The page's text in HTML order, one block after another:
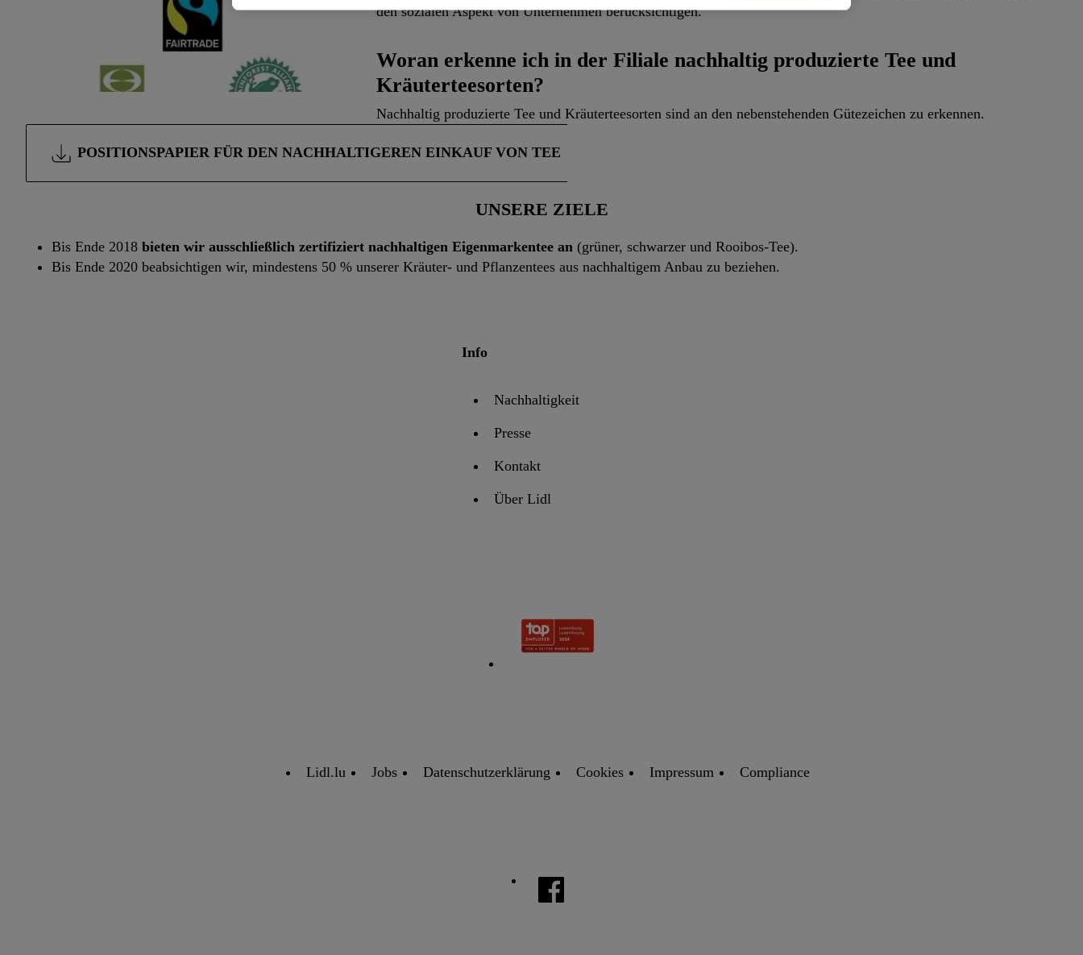
den sozialen Aspekt von Unternehmen berücksichtigen.
Woran erkenne ich in der Filiale nachhaltig produzierte Tee und
Kräuterteesorten?
Nachhaltig produzierte Tee und Kräuterteesorten sind an den nebenstehenden Gütezeichen zu erkennen.
POSITIONSPAPIER FÜR DEN NACHHALTIGEREN EINKAUF VON TEE
UNSERE ZIELE
Bis Ende 2018 bieten wir ausschließlich zertifiziert nachhaltigen Eigenmarkentee an (grüner, schwarzer und Rooibos-Tee).
Bis Ende 2020 beabsichtigen wir, mindestens 50 % unserer Kräuter- und Pflanzentees aus nachhaltigem Anbau zu beziehen.
Info
Nachhaltigkeit
Presse
Kontakt
Über Lidl
Lidl.lu Jobs Datenschutzerklärung Cookies Impressum Compliance